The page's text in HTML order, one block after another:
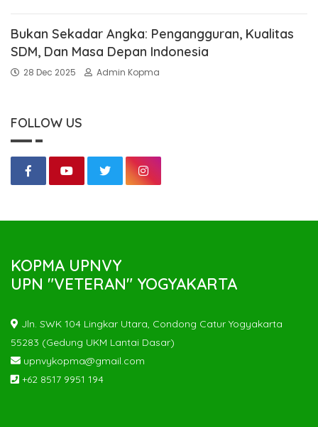
Bukan Sekadar Angka: Pengangguran, Kualitas
SDM, Dan Masa Depan Indonesia
28 Dec 2025 Admin Kopma
FOLLOW US
KOPMA UPNVY
UPN "VETERAN" YOGYAKARTA
Jln. SWK 104 Lingkar Utara, Condong Catur Yogyakarta
55283 (Gedung UKM Lantai Dasar)
upnvykopma@gmail.com
+62 8517 9951 194